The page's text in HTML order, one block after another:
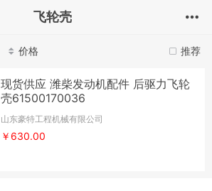
飞轮壳
推荐
价格
现货供应 潍柴发动机配件 后驱力飞轮
壳61500170036
山东豪特工程机械有限公司
￥630.00